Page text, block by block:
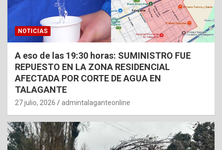
NOTICIAS
A eso de las 19:30 horas: SUMINISTRO FUE
REPUESTO EN LA ZONA RESIDENCIAL
AFECTADA POR CORTE DE AGUA EN
TALAGANTE
27 julio, 2026 admintalaganteonline